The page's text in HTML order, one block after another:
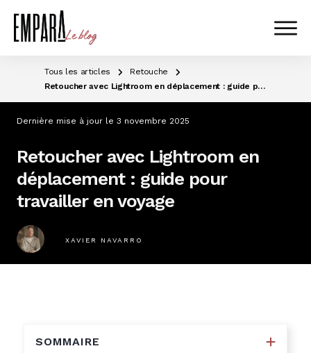
Tous les articles
Retouche
Retoucher avec Lightroom en déplacement : guide pour travailler en voyage
Dernière mise à jour le 3 novembre 2025
Retoucher avec Lightroom en
déplacement : guide pour
travailler en voyage
XAVIER NAVARRO
SOMMAIRE